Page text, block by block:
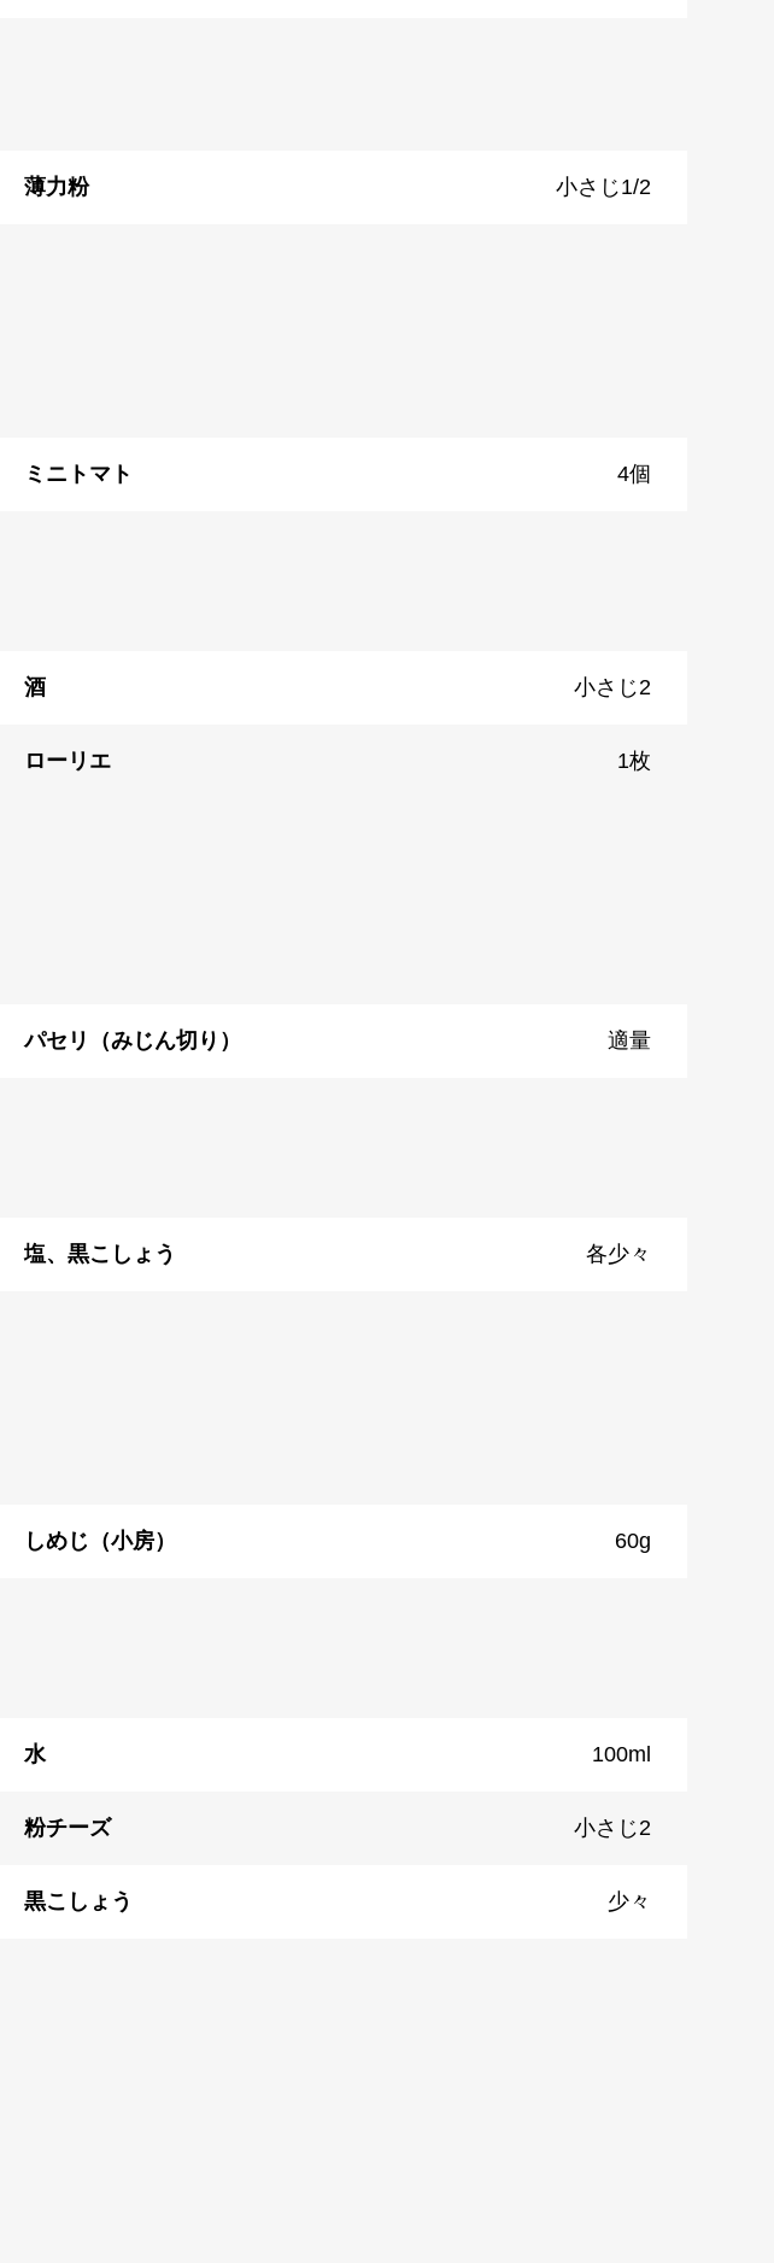
薄力粉 小さじ1/2
ミニトマト 4個
酒 小さじ2
ローリエ 1枚
パセリ（みじん切り） 適量
塩、黒こしょう 各少々
しめじ（小房） 60g
水 100ml
粉チーズ 小さじ2
黒こしょう 少々